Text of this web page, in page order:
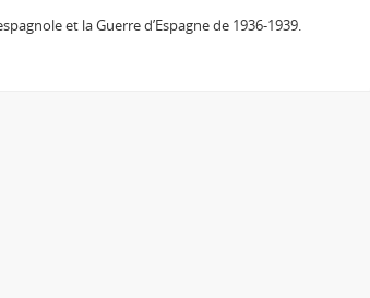
et la Guerre d’Espagne de 1936-1939.